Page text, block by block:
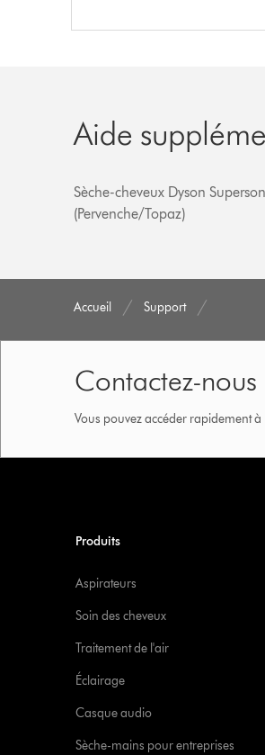
Aide
Sèche-cheveux Dyson
(Pervenche/Topaz)
Accueil Support
Contactez-nous
Vous pouvez accéder rapidement à
Produits
Aspirateurs
Soin des cheveux
Traitement de l'air
Éclairage
Casque audio
Sèche-mains pour entreprises